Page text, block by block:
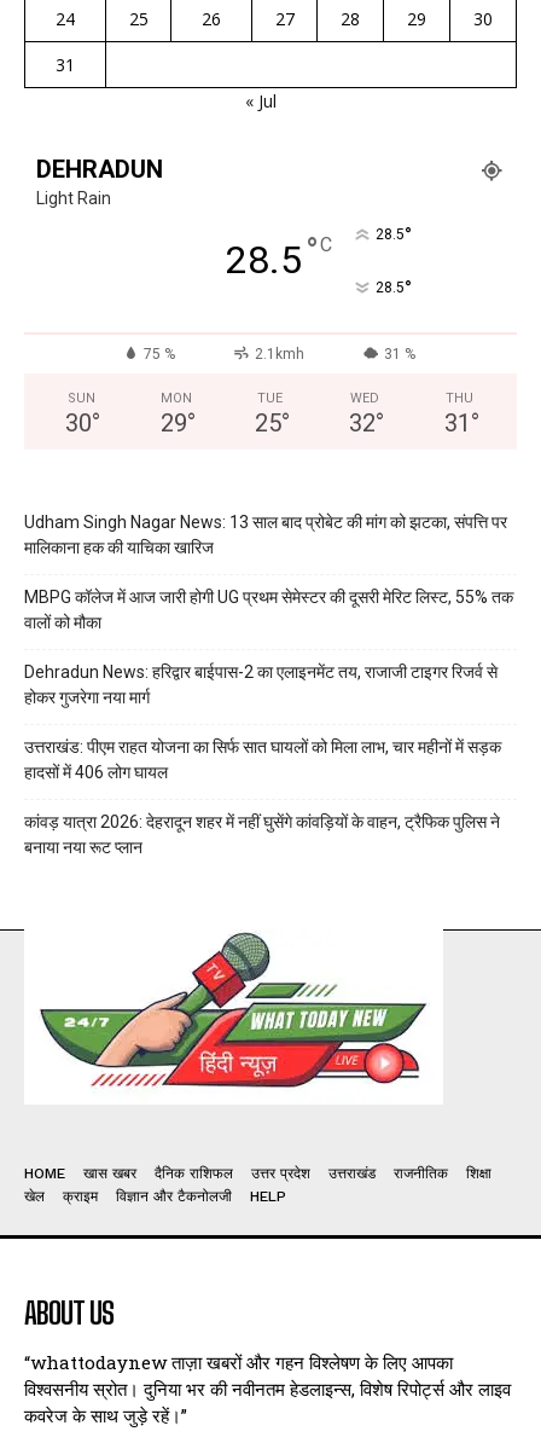
24 25 26 27 28 29
30
31
« Jul
DEHRADUN
Light Rain
28.5°C 28.5°
28.5°
75 % 2.1kmh 31 %
SUN
30°
MON
29°
TUE
25°
WED
32°
THU
31 °
Udham Singh Nagar News: 13 साल बाद प्रोबेट की मांग को झटका, संपत्ति पर
मालिकाना हक की याचिका खारिज
MBPG कॉलेज में आज जारी होगी UG प्रथम सेमेस्टर की दूसरी मेरिट लिस्ट, 55% तक
वालों को मौका
Dehradun News: हरिद्वार बाईपास-2 का एलाइनमेंट तय, राजाजी टाइगर रिजर्व से
होकर गुजरेगा नया मार्ग
उत्तराखंड: पीएम राहत योजना का सिर्फ सात घायलों को मिला लाभ, चार महीनों में सड़क
हादसों में 406 लोग घायल
कांवड़ यात्रा 2026: देहरादून शहर में नहीं घुसेंगे कांवड़ियों के वाहन, ट्रैफिक पुलिस ने
बनाया नया रूट प्लान
HOME खास खबर दैनिक राशिफल उत्तर प्रदेश उत्तराखंड राजनीतिक
शिक्षा
खेल
क्राइम विज्ञान और टैकनोलजी HELP
ABOUT US
“whattodaynew ताज़ा खबरों और गहन विश्लेषण के लिए आपका
विश्वसनीय स्रोत। दुनिया भर की नवीनतम हेडलाइन्स, विशेष रिपोर्ट्स और लाइव
कवरेज के साथ जुड़े रहें।”